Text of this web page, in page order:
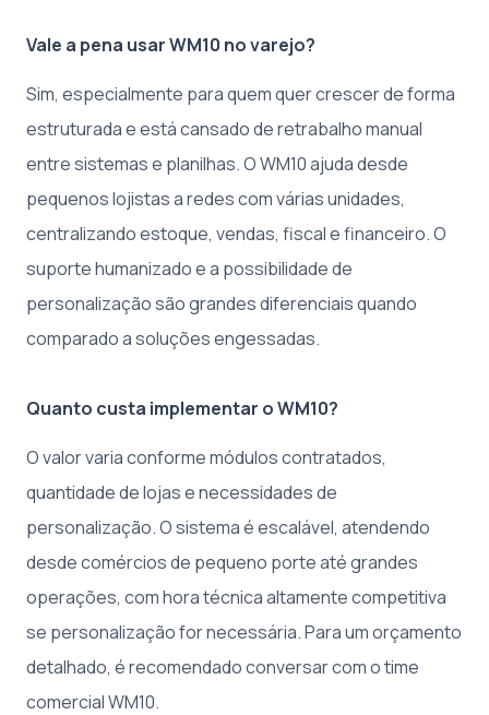
Vale a pena usar WM10 no varejo?
Sim, especialmente para quem quer crescer de forma
estruturada e está cansado de retrabalho manual
entre sistemas e planilhas. O WM10 ajuda desde
pequenos lojistas a redes com várias unidades,
centralizando estoque, vendas, fiscal e financeiro. O
suporte humanizado e a possibilidade de
personalização são grandes diferenciais quando
comparado a soluções engessadas.
Quanto custa implementar o WM10?
O valor varia conforme módulos contratados,
quantidade de lojas e necessidades de
personalização. O sistema é escalável, atendendo
desde comércios de pequeno porte até grandes
operações, com hora técnica altamente competitiva
se personalização for necessária. Para um orçamento
detalhado, é recomendado conversar com o time
comercial WM10.